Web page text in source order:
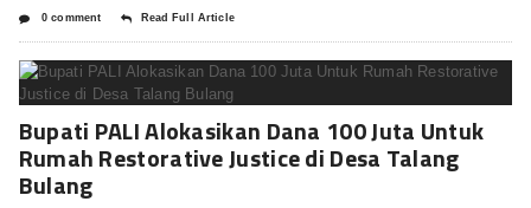
0 comment Read Full Article
Bupati PALI Alokasikan Dana 100 Juta Untuk
Rumah Restorative Justice di Desa Talang
Bulang